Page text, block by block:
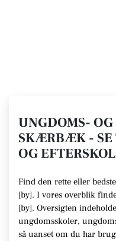
UNGDOMS-
SKÆRBÆK - SE
OG
Find den rette eller
[by]. I vores overblik
[by]. Oversigten
ungdomsskoler,
så uanset om du har